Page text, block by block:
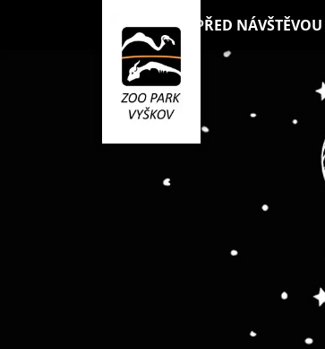
PŘED NÁVŠTĚVOU